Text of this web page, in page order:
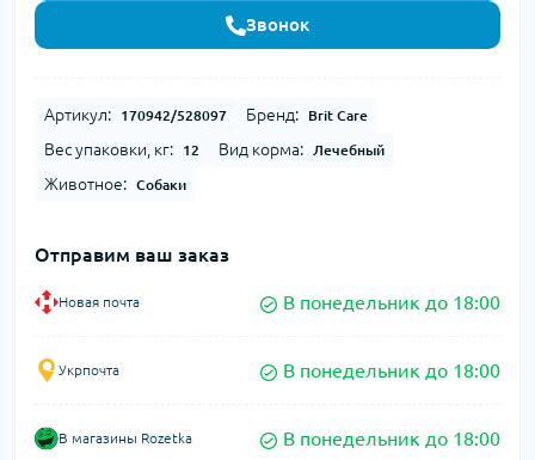
Звонок
Артикул: 170942/528097 Бренд: Brit Care
Вес упаковки, кг: 12 Вид корма: Лечебный
Животное: Собаки
Отправим ваш заказ
Новая почта В понедельник до 18:00
Укрпочта В понедельник до 18:00
В магазины Rozetka В понедельник до 18:00